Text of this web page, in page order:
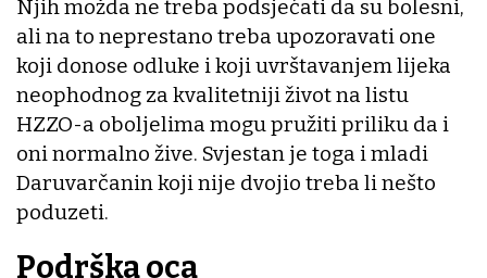
Njih možda ne treba podsjećati da su bolesni,
ali na to neprestano treba upozoravati one
koji donose odluke i koji uvrštavanjem lijeka
neophodnog za kvalitetniji život na listu
HZZO-a oboljelima mogu pružiti priliku da i
oni normalno žive. Svjestan je toga i mladi
Daruvarčanin koji nije dvojio treba li nešto
poduzeti.
Podrška oca